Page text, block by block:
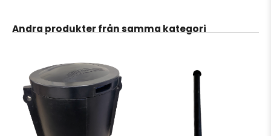
Andra produkter från samma kategori